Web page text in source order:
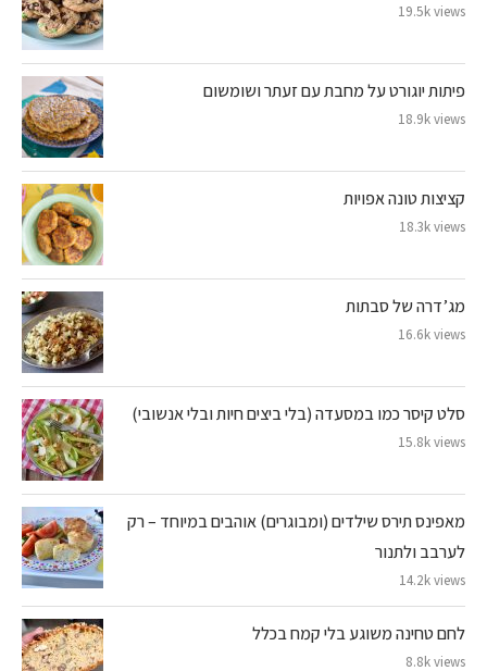
19.5k views
פיתות יוגורט על מחבת עם זעתר ושומשום
18.9k views
קציצות טונה אפויות
18.3k views
מג’דרה של סבתות
16.6k views
סלט קיסר כמו במסעדה (בלי ביצים חיות ובלי אנשובי)
15.8k views
מאפינס תירס שילדים (ומבוגרים) אוהבים במיוחד – רק
לערבב ולתנור
14.2k views
לחם טחינה משוגע בלי קמח בכלל
8.8k views